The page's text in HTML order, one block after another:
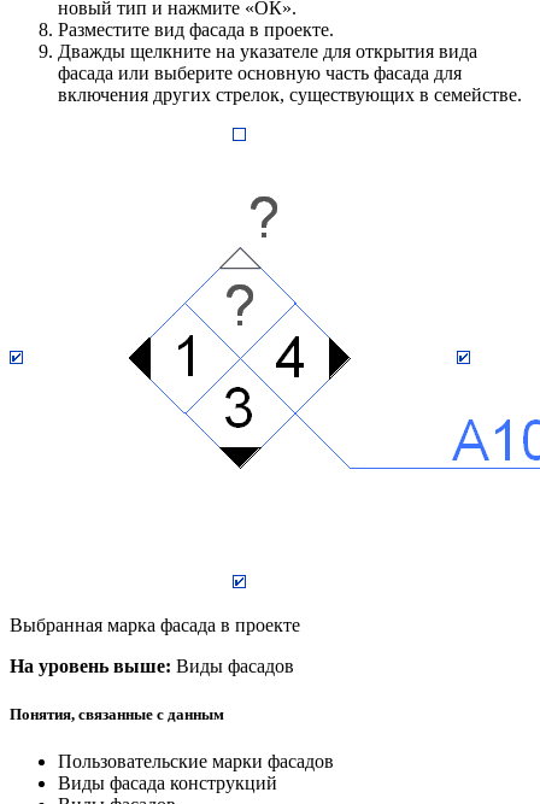
новый тип и нажмите «ОК».
Разместите вид фасада в проекте.
Дважды щелкните на указателе для открытия вида
фасада или выберите основную часть фасада для
включения других стрелок, существующих в семействе.
Выбранная марка фасада в проекте
На уровень выше: Виды фасадов
Понятия, связанные с данным
Пользовательские марки фасадов
Виды фасада конструкций